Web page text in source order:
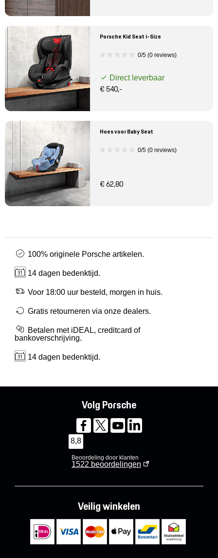
Porsche Kid Seat i-Size
0/5 (0 reviews)
Direct leverbaar
€ 540,-
Hoes voor Baby Seat
0/5 (0 reviews)
€ 62,80
100% originele Porsche artikelen.
14 dagen bedenktijd.
Voor 18:00 uur besteld, morgen in huis.
Gratis retourneren via onze dealers.
Betalen met iDEAL, creditcard of
bankoverschrijving.
14 dagen bedenktijd.
Volg Porsche
8,8
Beoordeling door klanten
1522 beoordelingen
Veilig winkelen